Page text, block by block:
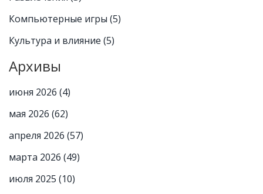
Компьютерные игры (5)
Культура и влияние (5)
Архивы
июня 2026 (4)
мая 2026 (62)
апреля 2026 (57)
марта 2026 (49)
июля 2025 (10)